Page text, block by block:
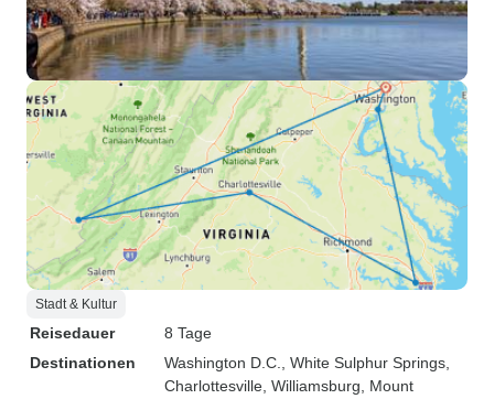
Stadt & Kultur
Reisedauer
8 Tage
Destinationen
Washington D.C. , White Sulphur Springs
Charlottesville , Williamsburg , Mount